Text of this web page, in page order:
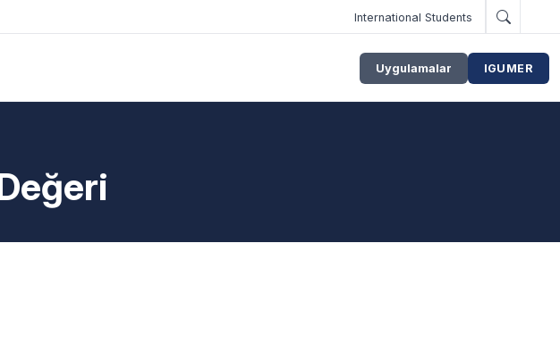
International Students
Uygulamalar IGUMER